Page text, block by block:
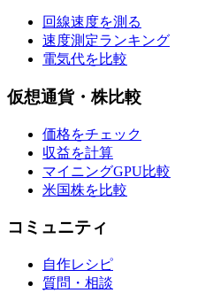
回線速度を測る
速度測定ランキング
電気代を比較
仮想通貨・株比較
価格をチェック
収益を計算
マイニングGPU比較
米国株を比較
コミュニティ
自作レシピ
質問・相談